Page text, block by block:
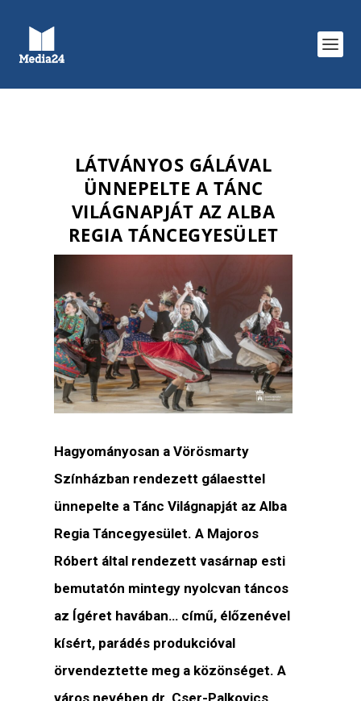
LÁTVÁNYOS GÁLÁVAL
ÜNNEPELTE A TÁNC
VILÁGNAPJÁT AZ ALBA
REGIA TÁNCEGYESÜLET
Hagyományosan a Vörösmarty
Színházban rendezett gálaesttel
ünnepelte a Tánc Világnapját az Alba
Regia Táncegyesület. A Majoros
Róbert által rendezett vasárnap esti
bemutatón mintegy nyolcvan táncos
az Ígéret havában… című, élőzenével
kísért, parádés produkcióval
örvendeztette meg a közönséget. A